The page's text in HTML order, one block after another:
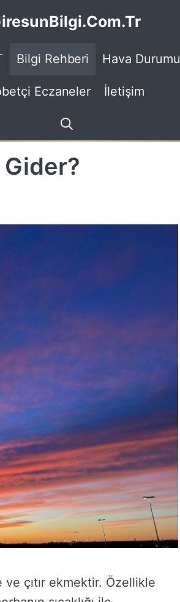
Bilgi Rehberi Hava Durumu
Eczaneler İletişim
Gider?
çıtır ekmektir. Özellikle